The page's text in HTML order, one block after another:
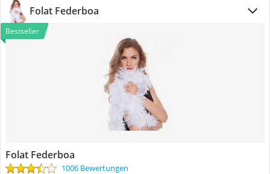
Folat Federboa
Bestseller
Folat Federboa
1006 Bewertungen